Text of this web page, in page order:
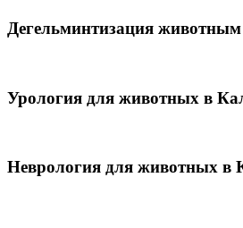
Дегельминтизация
Урология для животных в
Неврология для животных в